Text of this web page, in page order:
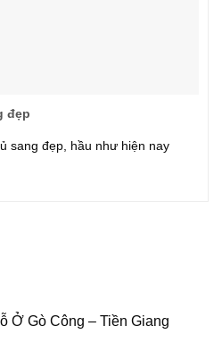
đẹp
sang đẹp, hầu như hiện nay
Ở Gò Công – Tiền Giang